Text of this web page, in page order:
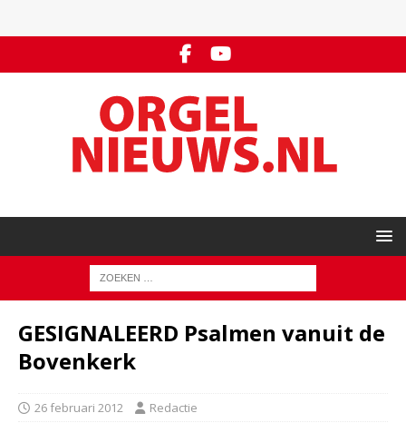
GESIGNALEERD Psalmen vanuit de
Bovenkerk
26 februari 2012 Redactie